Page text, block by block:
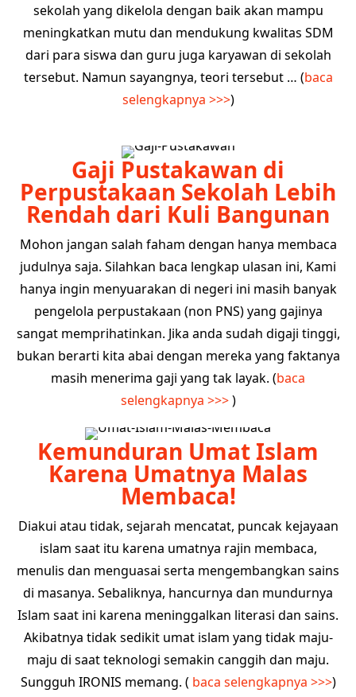
sekolah yang dikelola dengan baik akan mampu
meningkatkan mutu dan mendukung kwalitas SDM
dari para siswa dan guru juga karyawan di sekolah
tersebut. Namun sayangnya, teori tersebut … (baca
selengkapnya >>>)
Gaji Pustakawan di
Perpustakaan Sekolah Lebih
Rendah dari Kuli Bangunan
Mohon jangan salah faham dengan hanya membaca
judulnya saja. Silahkan baca lengkap ulasan ini, Kami
hanya ingin menyuarakan di negeri ini masih banyak
pengelola perpustakaan (non PNS) yang gajinya
sangat memprihatinkan. Jika anda sudah digaji tinggi,
bukan berarti kita abai dengan mereka yang faktanya
masih menerima gaji yang tak layak. (baca
selengkapnya >>>)
Kemunduran Umat Islam
Karena Umatnya Malas
Membaca!
Diakui atau tidak, sejarah mencatat, puncak kejayaan
islam saat itu karena umatnya rajin membaca,
menulis dan menguasai serta mengembangkan sains
di masanya. Sebaliknya, hancurnya dan mundurnya
Islam saat ini karena meninggalkan literasi dan sains.
Akibatnya tidak sedikit umat islam yang tidak maju-
maju di saat teknologi semakin canggih dan maju.
Sungguh IRONIS memang. ( baca selengkapnya >>>)